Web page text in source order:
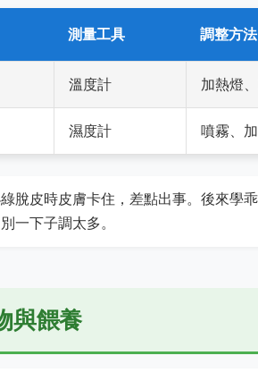
測量工具 調整方法
溫度計 加熱燈
濕度計 噴霧、
脫皮時皮膚卡住，差點出事。後來學
一下子調太多。
與餵養